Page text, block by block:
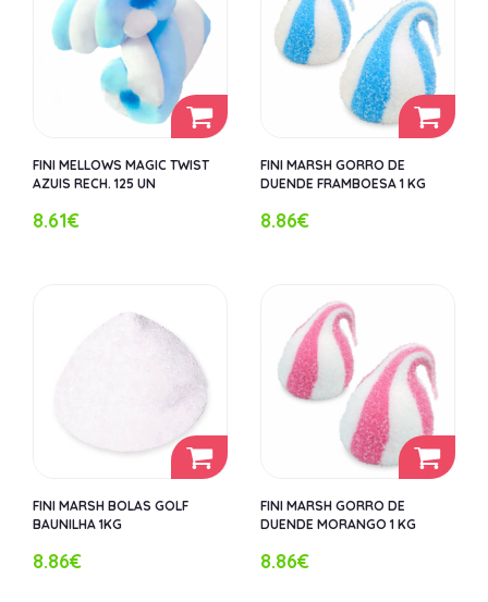
FINI MELLOWS MAGIC TWIST
AZUIS RECH. 125 UN
8.61€
FINI MARSH GORRO DE
DUENDE FRAMBOESA 1 KG
8.86€
FINI MARSH BOLAS GOLF
BAUNILHA 1KG
8.86€
FINI MARSH GORRO DE
DUENDE MORANGO 1 KG
8.86€